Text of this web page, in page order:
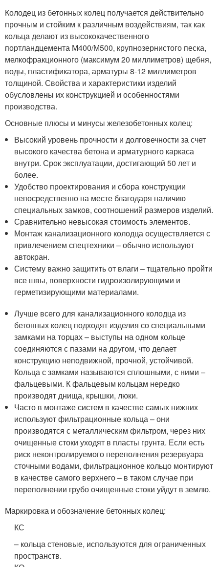
Колодец из бетонных колец получается действительно
прочным и стойким к различным воздействиям, так как
кольца делают из высококачественного
портландцемента М400/М500, крупнозернистого песка,
мелкофракционного (максимум 20 миллиметров) щебня,
воды, пластификатора, арматуры 8-12 миллиметров
толщиной. Свойства и характеристики изделий
обусловлены их конструкцией и особенностями
производства.
Основные плюсы и минусы железобетонных колец:
Высокий уровень прочности и долговечности за счет
высокого качества бетона и арматурного каркаса
внутри. Срок эксплуатации, достигающий 50 лет и
более.
Удобство проектирования и сбора конструкции
непосредственно на месте благодаря наличию
специальных замков, соотношений размеров изделий.
Сравнительно невысокая стоимость элементов.
Монтаж канализационного колодца осуществляется с
привлечением спецтехники – обычно используют
автокран.
Систему важно защитить от влаги – тщательно пройти
все швы, поверхности гидроизолирующими и
герметизирующими материалами.
Лучше всего для канализационного колодца из
бетонных колец подходят изделия со специальными
замками на торцах – выступы на одном кольце
соединяются с пазами на другом, что делает
конструкцию неподвижной, прочной, устойчивой.
Кольца с замками называются сплошными, с ними –
фальцевыми. К фальцевым кольцам нередко
производят днища, крышки, люки.
Часто в монтаже систем в качестве самых нижних
используют фильтрационные кольца – они
производятся с металлическим фильтром, через них
очищенные стоки уходят в пласты грунта. Если есть
риск неконтролируемого переполнения резервуара
сточными водами, фильтрационное кольцо монтируют
в качестве самого верхнего – в таком случае при
переполнении грубо очищенные стоки уйдут в землю.
Маркировка и обозначение бетонных колец:
КС
– кольца стеновые, используются для ограниченных
пространств.